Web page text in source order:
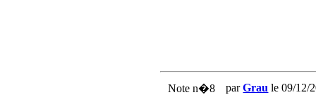
Note n�8 parGrau le 09/12/